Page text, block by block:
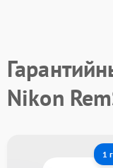
Nikon
1